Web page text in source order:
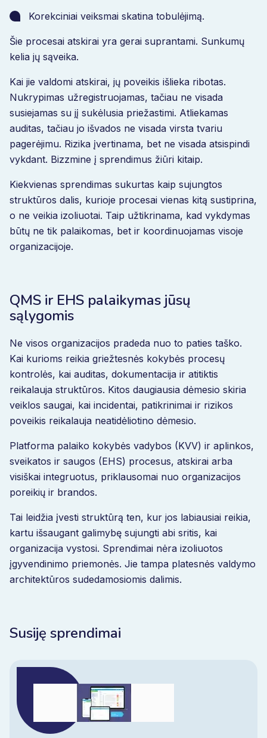
Korekciniai veiksmai skatina tobulėjimą.
Šie procesai atskirai yra gerai suprantami. Sunkumų
kelia jų sąveika.
Kai jie valdomi atskirai, jų poveikis išlieka ribotas.
Nukrypimas užregistruojamas, tačiau ne visada
susiejamas su jį sukėlusia priežastimi. Atliekamas
auditas, tačiau jo išvados ne visada virsta tvariu
pagerėjimu. Rizika įvertinama, bet ne visada atsispindi
vykdant. Bizzmine į sprendimus žiūri kitaip.
Kiekvienas sprendimas sukurtas kaip sujungtos
struktūros dalis, kurioje procesai vienas kitą sustiprina,
o ne veikia izoliuotai. Taip užtikrinama, kad vykdymas
būtų ne tik palaikomas, bet ir koordinuojamas visoje
organizacijoje.
QMS ir EHS palaikymas jūsų
sąlygomis
Ne visos organizacijos pradeda nuo to paties taško.
Kai kurioms reikia griežtesnės kokybės procesų
kontrolės, kai auditas, dokumentacija ir atitiktis
reikalauja struktūros. Kitos daugiausia dėmesio skiria
veiklos saugai, kai incidentai, patikrinimai ir rizikos
poveikis reikalauja neatidėliotino dėmesio.
Platforma palaiko kokybės vadybos (KVV) ir aplinkos,
sveikatos ir saugos (EHS) procesus, atskirai arba
visiškai integruotus, priklausomai nuo organizacijos
poreikių ir brandos.
Tai leidžia įvesti struktūrą ten, kur jos labiausiai reikia,
kartu išsaugant galimybę sujungti abi sritis, kai
organizacija vystosi. Sprendimai nėra izoliuotos
įgyvendinimo priemonės. Jie tampa platesnės valdymo
architektūros sudedamosiomis dalimis.
Susiję sprendimai